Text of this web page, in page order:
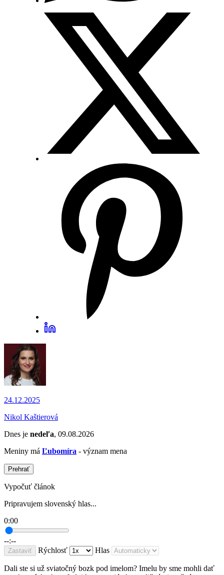
24.12.2025
Nikol Kaštierová
Dnes je nedeľa, 09.08.2026
Meniny má Ľubomíra - význam mena
Prehrať
Vypočuť článok
Pripravujem slovenský hlas...
0:00
--:--
Zastaviť Rýchlosť Hlas
Dali ste si už sviatočný bozk pod imelom? Imelu by sme mohli dať